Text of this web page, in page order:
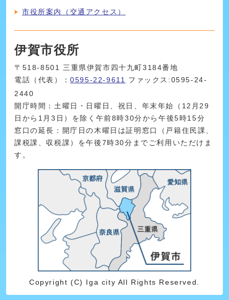
市役所案内（交通アクセス）
伊賀市役所
〒518-8501 三重県伊賀市四十九町3184番地
電話（代表）：0595-22-9611
ファックス:0595-24-
2440
開庁時間：土曜日・日曜日、祝日、年末年始（12月29
日から1月3日）を除く午前8時30分から午後5時15分
窓口の延長：開庁日の木曜日は証明窓口（戸籍住民課、
課税課、収税課）を午後7時30分までご利用いただけま
す。
Copyright (C) Iga city All Rights Reserved.